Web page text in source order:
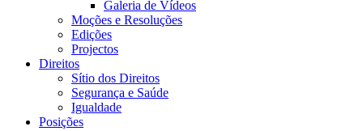
Galeria de Vídeos
Moções e Resoluções
Edições
Projectos
Direitos
Sítio dos Direitos
Segurança e Saúde
Igualdade
Posições